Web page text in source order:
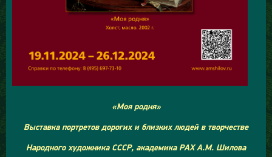
«Моя родня»
Выставка портретов дорогих и близких людей в творчестве
Народного художника СССР, академика РАХ А.М. Шилова